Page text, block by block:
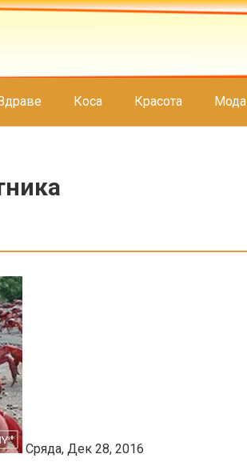
Коса Красота Мода
Сряда, Дек 28, 2016